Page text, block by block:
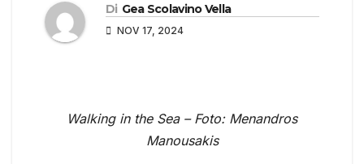
Di Gea Scolavino Vella
NOV 17, 2024
Walking in the Sea – Foto: Menandros
Manousakis